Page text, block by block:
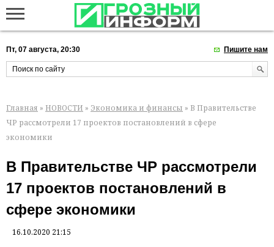
Пт, 07 августа, 20:30 Пишите нам
Главная » НОВОСТИ » Экономика и финансы » В Правительстве
ЧР рассмотрели 17 проектов постановлений в сфере
экономики
В Правительстве ЧР рассмотрели
17 проектов постановлений в
сфере экономики
16.10.2020 21:15